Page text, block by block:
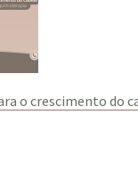
o crescimento do